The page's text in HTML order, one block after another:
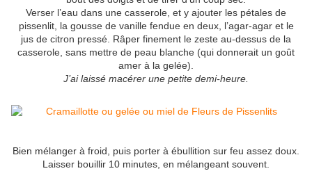
Verser l’eau dans une casserole, et y ajouter les pétales de
pissenlit, la gousse de vanille fendue en deux, l’agar-agar et le
jus de citron pressé. Râper finement le zeste au-dessus de la
casserole, sans mettre de peau blanche (qui donnerait un goût
amer à la gelée).
J’ai laissé macérer une petite demi-heure.
Bien mélanger à froid, puis porter à ébullition sur feu assez doux.
Laisser bouillir 10 minutes, en mélangeant souvent.